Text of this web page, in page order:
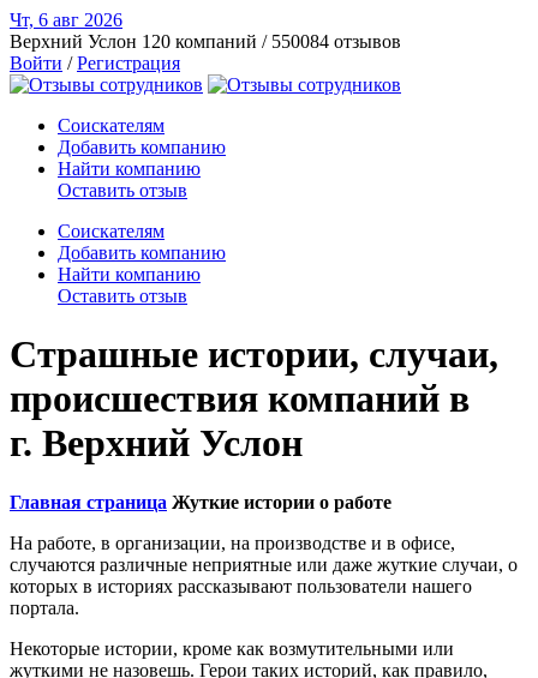
Чт, 6 авг 2026
Верхний Услон 120 компаний / 550084 отзывов
Войти /Регистрация
Соискателям
Добавить компанию
Найти компанию
Оставить отзыв
Соискателям
Добавить компанию
Найти компанию
Оставить отзыв
Страшные истории, случаи,
происшествия компаний в
г. Верхний Услон
Главная страница Жуткие истории о работе
На работе, в организации, на производстве и в офисе,
случаются различные неприятные или даже жуткие случаи, о
которых в историях рассказывают пользователи нашего
портала.
Некоторые истории, кроме как возмутительными или
жуткими не назовешь. Герои таких историй, как правило,